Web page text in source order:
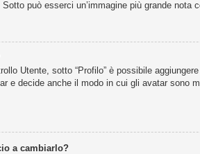
può esserci un’immagine più grande nota
Utente, sotto “Profilo” è possibile
e decide anche il modo in cui gli avatar sono
a cambiarlo?